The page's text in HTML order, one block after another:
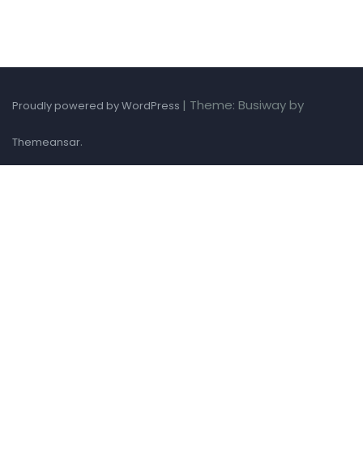
Proudly powered by WordPress | Theme: Busiway by
Themeansar.